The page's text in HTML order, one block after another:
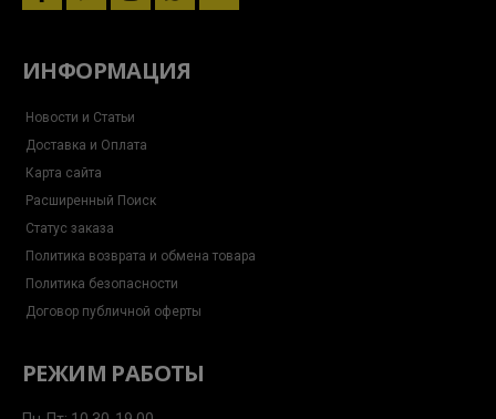
messenger plane
ИНФОРМАЦИЯ
Новости и Статьи
Доставка и Оплата
Карта сайта
Расширенный Поиск
Статус заказа
Политика возврата и обмена товара
Политика безопасности
Договор публичной оферты
РЕЖИМ РАБОТЫ